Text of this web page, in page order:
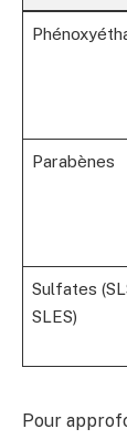
Parabènes
Sulfates
SLES)
Pour